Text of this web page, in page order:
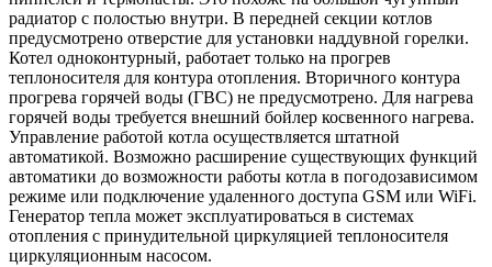
радиатор с полостью внутри. В передней секции котлов
предусмотрено отверстие для установки наддувной горелки.
Котел одноконтурный, работает только на прогрев
теплоносителя для контура отопления. Вторичного контура
прогрева горячей воды (ГВС) не предусмотрено. Для нагрева
горячей воды требуется внешний бойлер косвенного нагрева.
Управление работой котла осуществляется штатной
автоматикой. Возможно расширение существующих функций
автоматики до возможности работы котла в погодозависимом
режиме или подключение удаленного доступа GSM или WiFi.
Генератор тепла может эксплуатироваться в системах
отопления с принудительной циркуляцией теплоносителя
циркуляционным насосом.